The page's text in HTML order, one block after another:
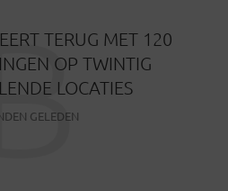
TERUG MET 120
OP TWINTIG
LOCATIES
GELEDEN